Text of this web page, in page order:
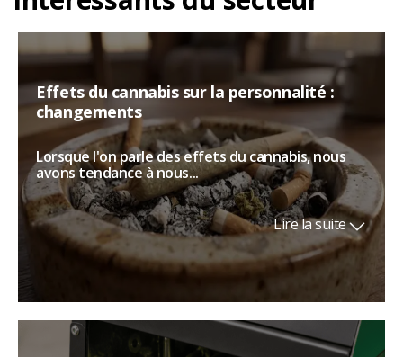
Effets du cannabis sur la personnalité :
changements
Lorsque l'on parle des effets du cannabis, nous
avons tendance à nous...
Lire la suite